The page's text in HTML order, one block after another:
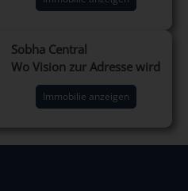
Sobha Central
Wo Vision zur Adresse wird
Immobilie anzeigen